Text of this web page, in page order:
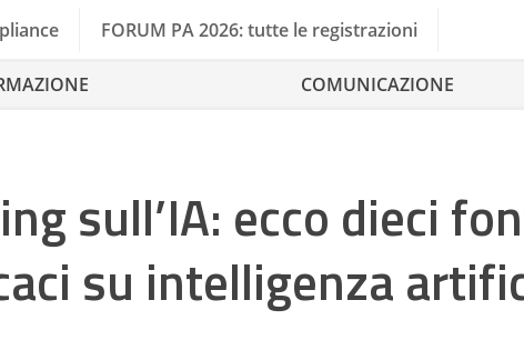
FORUM PA 2026: tutte le registrazioni
COMUNICAZIONE
sull’IA: ecco dieci
su intelligenza